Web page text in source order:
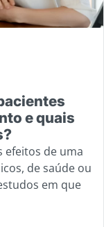
e quais
efeitos de uma
de saúde ou
em que